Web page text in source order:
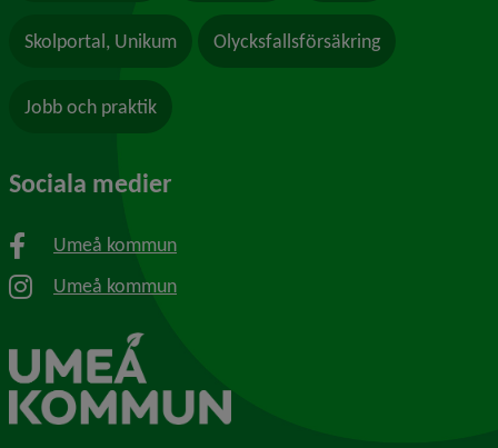
Skolportal, Unikum Olycksfallsförsäkring
Jobb och praktik
Sociala medier
Umeå kommun
Umeå kommun